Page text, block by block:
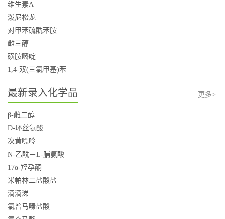
维生素A
泼尼松龙
对甲苯硫酰苯胺
雌三醇
磺胺嘧啶
1,4-双(三氯甲基)苯
最新录入化学品 更多>
β-雌二醇
D-环丝氨酸
次黄嘌呤
N-乙酰－L-脯氨酸
17α-羟孕酮
米帕林二盐酸盐
滴滴涕
氯普马嗪盐酸